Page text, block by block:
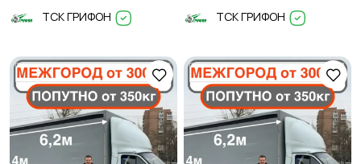
ТСК ГРИФОН ТСК ГРИФОН